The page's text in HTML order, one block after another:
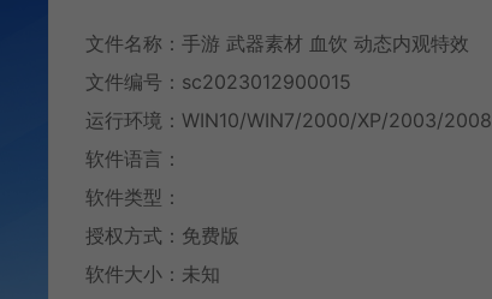
文件名称：手游 武器素材 血饮 动态内观特效
文件编号：sc2023012900015
运行环境：WIN10/WIN7/2000/XP/2003/2008
软件语言：
软件类型：
授权方式：免费版
软件大小：未知